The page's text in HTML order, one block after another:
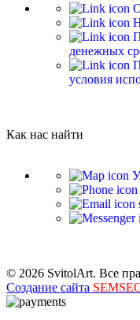
денежных
условия
Как нас найти
© 2026 SvitolArt. Все
Создание сайта